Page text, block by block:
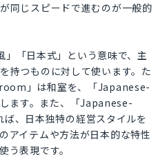
同じスピードで進むのが一般的
「日本式」という意味で、主
持つものに対して使います。た
」は和室を、「Japanese-
ます。また、「Japanese-
、日本独特の経営スタイルを
アイテムや方法が日本的な特性
う表現です。